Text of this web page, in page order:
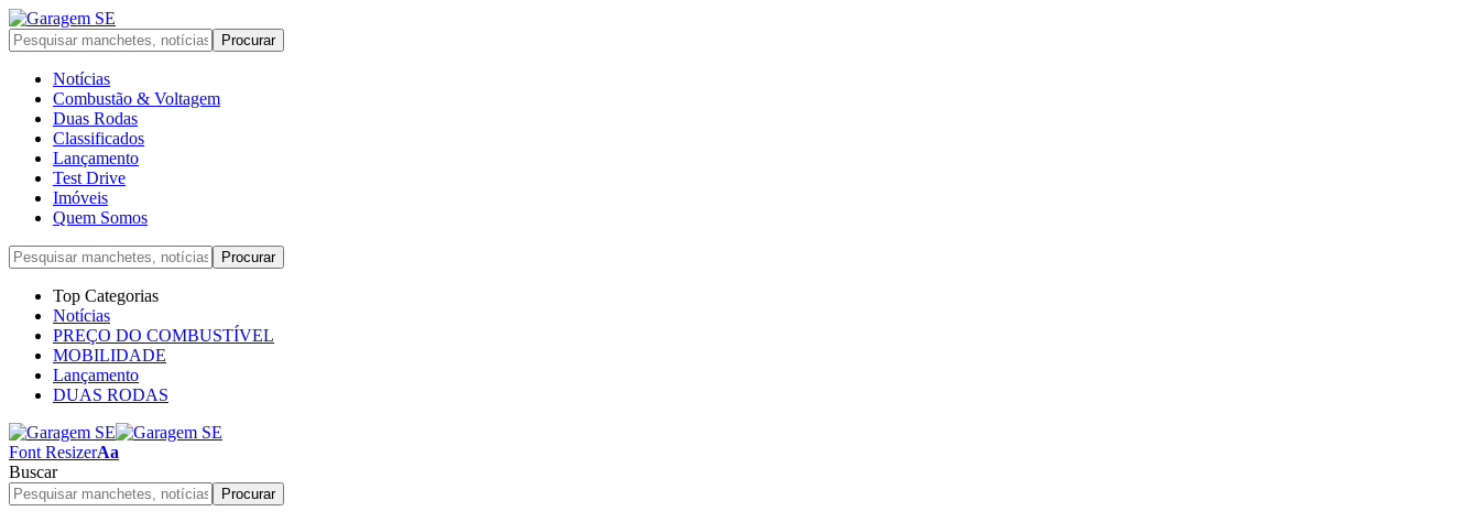
Notícias
Combustão & Voltagem
Duas Rodas
Classificados
Lançamento
Test Drive
Imóveis
Quem Somos
Top Categorias
Notícias
PREÇO DO COMBUSTÍVEL
MOBILIDADE
Lançamento
DUAS RODAS
Font ResizerAa
Buscar